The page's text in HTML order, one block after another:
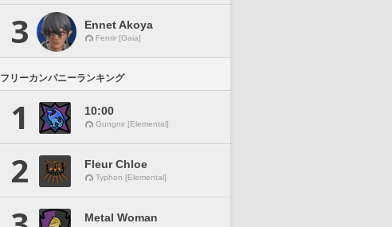
3 Ennet Akoya
Fenrir [Gaia]
フリーカンパニーランキング
1 10:00
Gungnir [Elemental]
2 Fleur Chloe
Typhon [Elemental]
Metal Woman